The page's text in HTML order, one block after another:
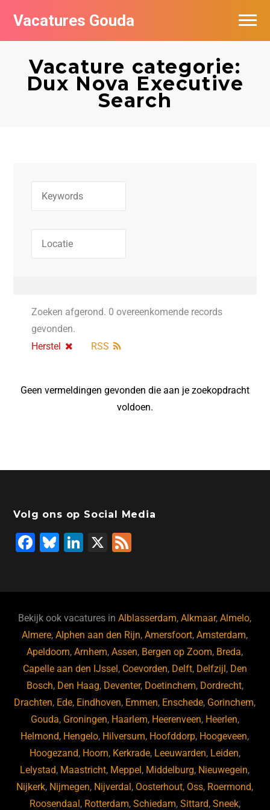
Vacatures Gouda
Vacature categorie:
Dux Nova Executive
Search
Zoeken afgerond. 0 overeenkomende records
gevonden.
Herstel
RSS
Geen vermeldingen gevonden die aan je zoekopdracht
voldoen.
Volg ons op Social Media
F
b
o
o
k
Bl
ky
Li
dI
n
X
Bekijk ook vacatures inAlblasserdam,Alkmaar,Almelo,
Almere,Alphen aan den Rijn,Amersfoort,Amsterdam,
Apeldoorn,Arnhem,Assen, Bergen op Zoom, Breda,
Capelle aan den IJssel , Coevorden, Delft, Delfzijl , Den
Bosch, Den Haag, Deventer, Doetinchem, Dordrecht,
Drachten, Ede, Eindhoven, Emmen, Enschede, Gorinchem,
Gouda, Groningen, Haarlem, Heerenveen, Heerlen,
Helmond, Hengelo, Hilversum, Hoofddorp, Hoogeveen,
Hoogezand, Hoorn, Kerkrade, Leeuwarden, Leiden,
Lelystad, Maastricht, Meppel , Middelburg, Nieuwegein,
Nijkerk, Nijmegen, Nijverdal , Oosterhout, Oss, Roermond,
Roosendaal , Rotterdam, Schiedam, Sittard, Sneek,
Vacatures per bedrijf in Gouda
De populairste vacatures in Gouda